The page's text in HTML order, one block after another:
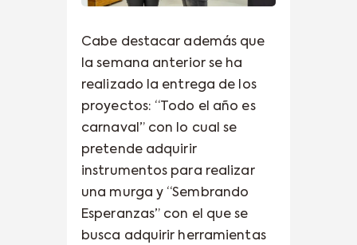
Cabe destacar además que
la semana anterior se ha
realizado la entrega de los
proyectos: “Todo el año es
carnaval” con lo cual se
pretende adquirir
instrumentos para realizar
una murga y “Sembrando
Esperanzas” con el que se
busca adquirir herramientas